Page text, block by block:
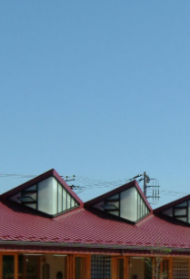
教育課程
園での生活